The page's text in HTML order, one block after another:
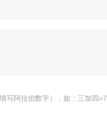
写阿拉伯数字），如：三加四=7